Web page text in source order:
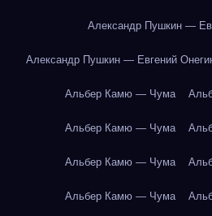
Александр Пушкин —
Александр Пушкин — Евгений
Альбер Камю — Чума
Альбер Камю — Чума
Альбер Камю — Чума
Альбер Камю — Чума